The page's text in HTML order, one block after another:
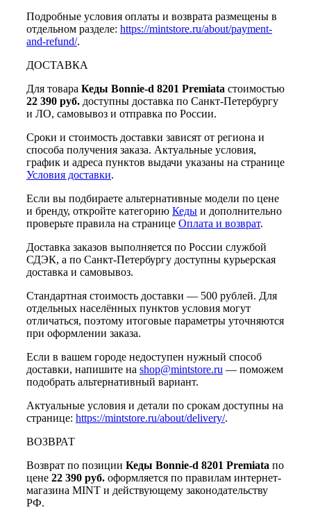
Подробные условия оплаты и возврата размещены в
отдельном разделе: https://mintstore.ru/about/payment-
and-refund/.
ДОСТАВКА
Для товара Кеды Bonnie-d 8201 Premiata стоимостью
22 390 руб. доступны доставка по Санкт-Петербургу
и ЛО, самовывоз и отправка по России.
Сроки и стоимость доставки зависят от региона и
способа получения заказа. Актуальные условия,
график и адреса пунктов выдачи указаны на странице
Условия доставки.
Если вы подбираете альтернативные модели по цене
и бренду, откройте категорию Кеды и дополнительно
проверьте правила на странице Оплата и возврат.
Доставка заказов выполняется по России службой
СДЭК, а по Санкт-Петербургу доступны курьерская
доставка и самовывоз.
Стандартная стоимость доставки — 500 рублей. Для
отдельных населённых пунктов условия могут
отличаться, поэтому итоговые параметры уточняются
при оформлении заказа.
Если в вашем городе недоступен нужный способ
доставки, напишите на shop@mintstore.ru — поможем
подобрать альтернативный вариант.
Актуальные условия и детали по срокам доступны на
странице: https://mintstore.ru/about/delivery/.
ВОЗВРАТ
Возврат по позиции Кеды Bonnie-d 8201 Premiata по
цене 22 390 руб. оформляется по правилам интернет-
магазина MINT и действующему законодательству
РФ.